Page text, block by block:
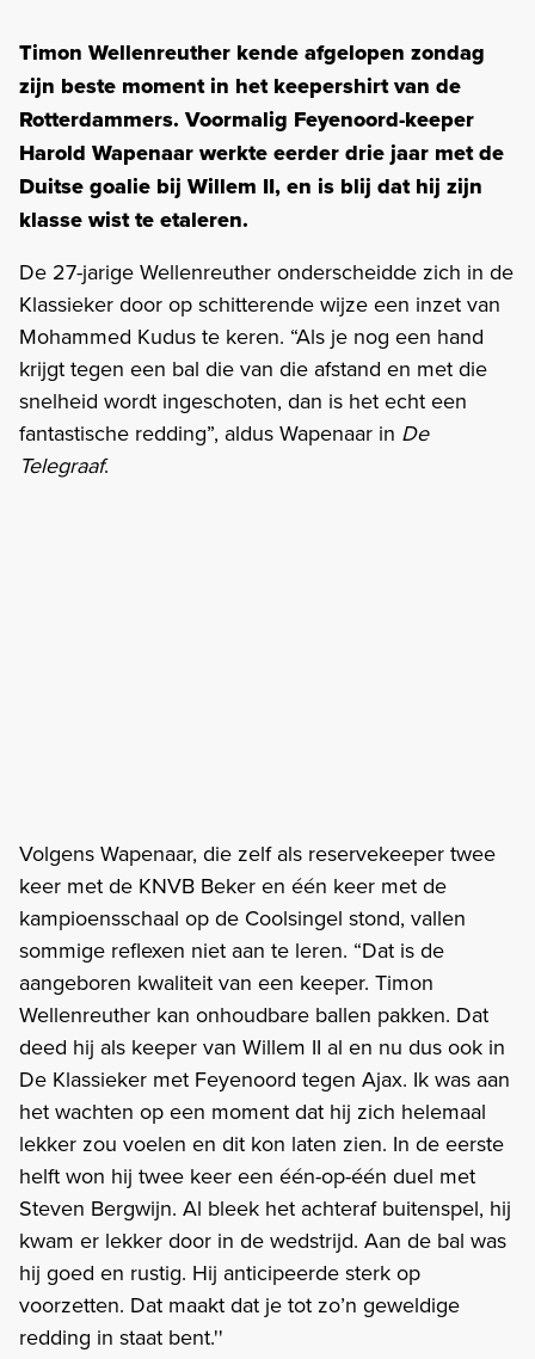
Timon Wellenreuther kende afgelopen zondag
zijn beste moment in het keepershirt van de
Rotterdammers. Voormalig Feyenoord-keeper
Harold Wapenaar werkte eerder drie jaar met de
Duitse goalie bij Willem II, en is blij dat hij zijn
klasse wist te etaleren.
De 27-jarige Wellenreuther onderscheidde zich in de
Klassieker door op schitterende wijze een inzet van
Mohammed Kudus te keren. “Als je nog een hand
krijgt tegen een bal die van die afstand en met die
snelheid wordt ingeschoten, dan is het echt een
fantastische redding”, aldus Wapenaar in De
Telegraaf.
Volgens Wapenaar, die zelf als reservekeeper twee
keer met de KNVB Beker en één keer met de
kampioensschaal op de Coolsingel stond, vallen
sommige reflexen niet aan te leren. “Dat is de
aangeboren kwaliteit van een keeper. Timon
Wellenreuther kan onhoudbare ballen pakken. Dat
deed hij als keeper van Willem II al en nu dus ook in
De Klassieker met Feyenoord tegen Ajax. Ik was aan
het wachten op een moment dat hij zich helemaal
lekker zou voelen en dit kon laten zien. In de eerste
helft won hij twee keer een één-op-één duel met
Steven Bergwijn. Al bleek het achteraf buitenspel, hij
kwam er lekker door in de wedstrijd. Aan de bal was
hij goed en rustig. Hij anticipeerde sterk op
voorzetten. Dat maakt dat je tot zo’n geweldige
redding in staat bent.''